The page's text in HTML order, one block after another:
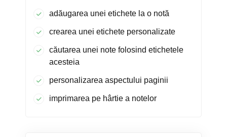
adăugarea unei etichete la o notă
crearea unei etichete personalizate
căutarea unei note folosind etichetele
acesteia
personalizarea aspectului paginii
imprimarea pe hârtie a notelor